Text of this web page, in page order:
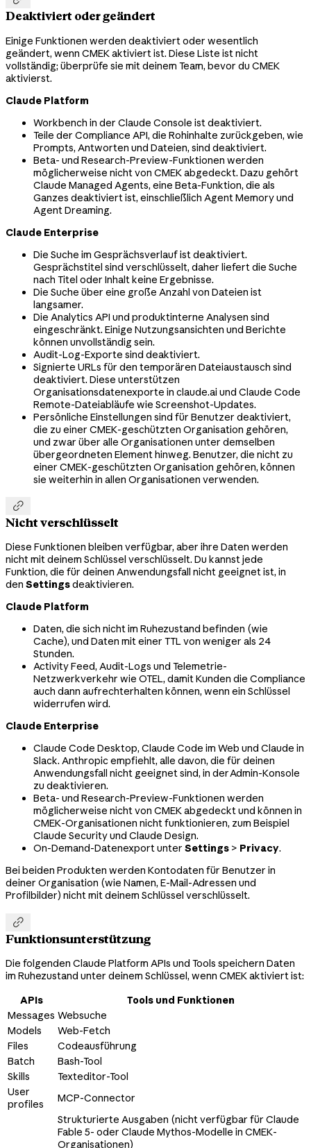
Deaktiviert oder geändert
Einige Funktionen werden deaktiviert oder wesentlich
geändert, wenn CMEK aktiviert ist. Diese Liste ist nicht
vollständig; überprüfe sie mit deinem Team, bevor du CMEK
aktivierst.
Claude Platform
Workbench in der Claude Console ist deaktiviert.
Teile der Compliance API, die Rohinhalte zurückgeben, wie
Prompts, Antworten und Dateien, sind deaktiviert.
Beta- und Research-Preview-Funktionen werden
möglicherweise nicht von CMEK abgedeckt. Dazu gehört
Claude Managed Agents, eine Beta-Funktion, die als
Ganzes deaktiviert ist, einschließlich Agent Memory und
Agent Dreaming.
Claude Enterprise
Die Suche im Gesprächsverlauf ist deaktiviert.
Gesprächstitel sind verschlüsselt, daher liefert die Suche
nach Titel oder Inhalt keine Ergebnisse.
Die Suche über eine große Anzahl von Dateien ist
langsamer.
Die Analytics API und produktinterne Analysen sind
eingeschränkt. Einige Nutzungsansichten und Berichte
können unvollständig sein.
Audit-Log-Exporte sind deaktiviert.
Signierte URLs für den temporären Dateiaustausch sind
deaktiviert. Diese unterstützen
Organisationsdatenexporte in claude.ai und Claude Code
Remote-Dateiabläufe wie Screenshot-Updates.
Persönliche Einstellungen sind für Benutzer deaktiviert,
die zu einer CMEK-geschützten Organisation gehören,
und zwar über alle Organisationen unter demselben
übergeordneten Element hinweg. Benutzer, die nicht zu
einer CMEK-geschützten Organisation gehören, können
sie weiterhin in allen Organisationen verwenden.

Nicht verschlüsselt
Diese Funktionen bleiben verfügbar, aber ihre Daten werden
nicht mit deinem Schlüssel verschlüsselt. Du kannst jede
Funktion, die für deinen Anwendungsfall nicht geeignet ist, in
den Settingsdeaktivieren.
Claude Platform
Daten, die sich nicht im Ruhezustand befinden (wie
Cache), und Daten mit einer TTL von weniger als 24
Stunden.
Activity Feed, Audit-Logs und Telemetrie-
Netzwerkverkehr wie OTEL, damit Kunden die Compliance
auch dann aufrechterhalten können, wenn ein Schlüssel
widerrufen wird.
Claude Enterprise
Claude Code Desktop, Claude Code im Web und Claude in
Slack. Anthropic empfiehlt, alle davon, die für deinen
Anwendungsfall nicht geeignet sind, in der Admin-Konsole
zu deaktivieren.
Beta- und Research-Preview-Funktionen werden
möglicherweise nicht von CMEK abgedeckt und können in
CMEK-Organisationen nicht funktionieren, zum Beispiel
Claude Security und Claude Design.
On-Demand-Datenexport unter Settings > Privacy.
Bei beiden Produkten werden Kontodaten für Benutzer in
deiner Organisation (wie Namen, E-Mail-Adressen und
Profilbilder) nicht mit deinem Schlüssel verschlüsselt.

Funktionsunterstützung
Die folgenden Claude Platform APIs und Tools speichern Daten
im Ruhezustand unter deinem Schlüssel, wenn CMEK aktiviert ist:
APIs
Tools und Funktionen
Messages Websuche
Models
Web-Fetch
Files
Codeausführung
Batch
Bash-Tool
Skills
Texteditor-Tool
User
profiles
MCP-Connector
Strukturierte Ausgaben (nicht verfügbar für Claude
Fable 5- oder Claude Mythos-Modelle in CMEK-
Organisationen)